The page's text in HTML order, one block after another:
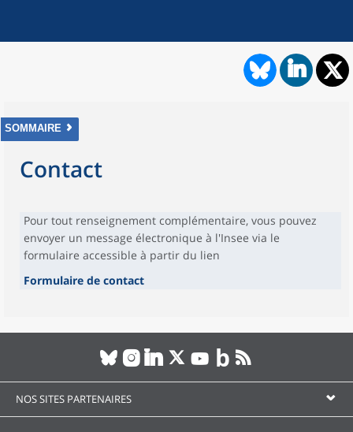
SOMMAIRE
Contact
Pour tout renseignement complémentaire, vous pouvez
envoyer un message électronique à l'Insee via le
formulaire accessible à partir du lien
Formulaire de contact
NOS SITES PARTENAIRES